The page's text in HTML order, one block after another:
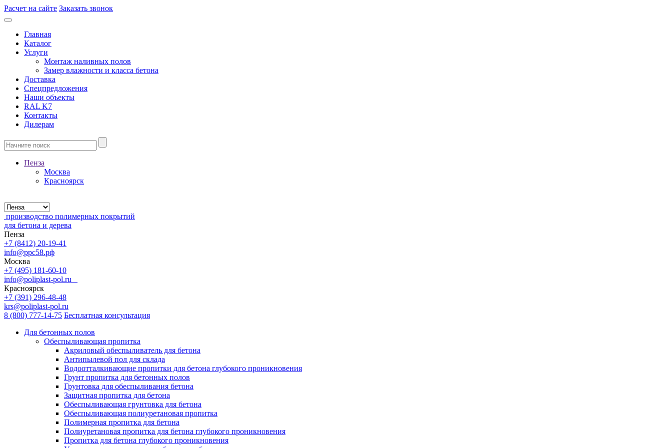
Расчет на сайте Заказать звонок
Главная
Каталог
Услуги
Монтаж наливных полов
Замер влажности и класса бетона
Доставка
Спецпредложения
Наши объекты
RAL K7
Контакты
Дилерам
Пенза
Москва
Красноярск
производство полимерных покрытий
для бетона и дерева
Пенза
+7 (8412) 20-19-41
info@ррс58.рф
Москва
+7 (495) 181-60-10
info@poliplast-pol.ru
Красноярск
+7 (391) 296-48-48
krs@poliplast-pol.ru
8 (800) 777-14-75 Бесплатная консультация
Для бетонных полов
Обеспыливающая пропитка
Акриловый обеспыливатель для бетона
Антипылевой пол для склада
Водоотталкивающие пропитки для бетона глубокого проникновения
Грунт пропитка для бетонных полов
Грунтовка для обеспыливания бетона
Защитная пропитка для бетона
Обеспыливающая грунтовка для бетона
Обеспыливающая полиуретановая пропитка
Полимерная пропитка для бетона
Полиуретановая пропитка для бетона глубокого проникновения
Пропитка для бетона глубокого проникновения